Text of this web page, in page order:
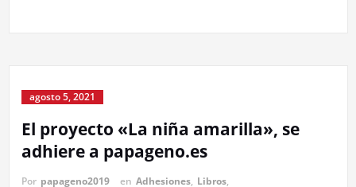
agosto 5, 2021
El proyecto «La niña amarilla», se
adhiere a papageno.es
Por papageno2019 en Adhesiones, Libros,